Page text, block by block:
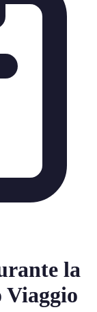
la
Viaggio